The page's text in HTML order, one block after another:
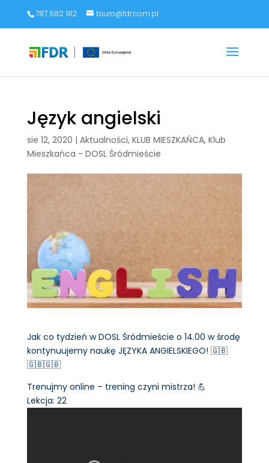
787 682 912 biuro@fdr.com.pl
Język angielski
sie 12, 2020 | Aktualności, KLUB MIESZKAŃCA, Klub
Mieszkańca - DOSL Śródmieście
Jak co tydzień w DOSL Śródmieście o 14.00 w środę
kontynuujemy naukę JĘZYKA ANGIELSKIEGO! 🇬🇧
🇬🇧🇬🇧
Trenujmy online – trening czyni mistrza! 💪
Lekcja: 22